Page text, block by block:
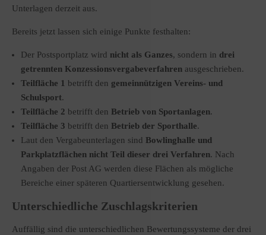
Unterlagen derzeit aus.
Bereits jetzt lassen sich einige Punkte festhalten:
Der Postsportplatz wird nicht als Ganzes, sondern in drei
getrennten Konzessionsvergabeverfahren ausgeschrieben.
Teilfläche 1 betrifft den gemeinnützigen Vereins- und
Schulsport.
Teilfläche 2 betrifft den Betrieb von Sportanlagen.
Teilfläche 3 betrifft den Betrieb der Sporthalle.
Laut den Vergabeunterlagen sind Bowlinghalle und
Parkplatzflächen nicht Teil dieser drei Verfahren. Nach
Angaben der Post AG werden diese Flächen als mögliche
Bereiche einer späteren Quartiersentwicklung gesehen.
Unterschiedliche Zuschlagskriterien
Auffällig sind die unterschiedlichen Bewertungssysteme der drei